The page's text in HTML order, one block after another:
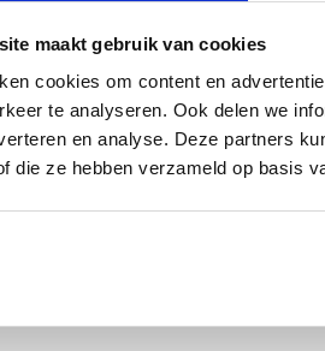
maakt gebruik van cookies
cookies om content en
te analyseren. Ook delen we
en analyse. Deze partners
die ze hebben verzameld op basis
Groningen
Naarden